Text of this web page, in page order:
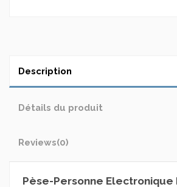
Description
Détails du produit
Reviews(0)
Pèse-Personne Electronique